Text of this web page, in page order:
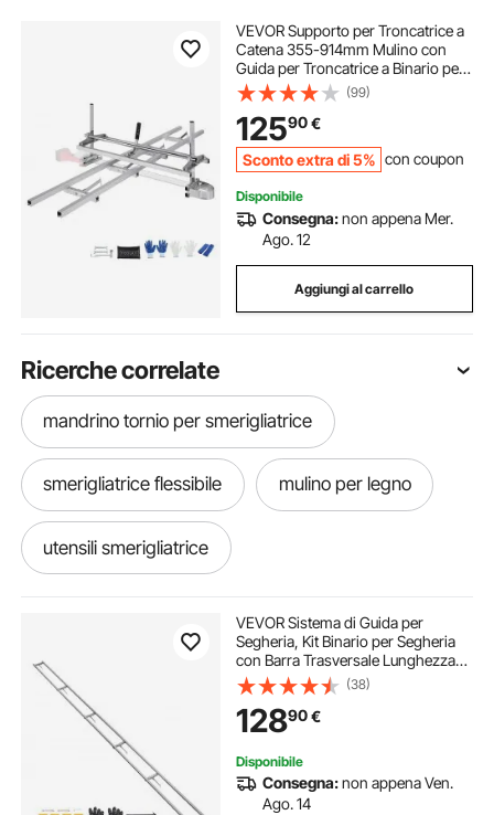
VEVOR Supporto per Troncatrice a
Catena 355-914mm Mulino con
Guida per Troncatrice a Binario per
Motosega in Alluminio 274 cm,
Supporto con Guida per Troncatrice
a Catena Lavoro per Legno di
Falegnami
(99)
12590€
Sconto extra di 5% con coupon
Disponibile
Consegna:non appena Mer.
Ago. 12
Aggiungi al carrello
Ricerche correlate
mandrino tornio per smerigliatrice
smerigliatrice flessibile mulino per legno
utensili smerigliatrice
flessibile per smerigliatrice
smerigliatrice fai da te
mulino elettrico per cereali
VEVOR Sistema di Guida per
Segheria, Kit Binario per Segheria
con Barra Trasversale Lunghezza
4,57 m, Sistema di Binario in
Alluminio per Motoseghe, 4 Cunei,
Kit Guida Regolabile da Falegnami
(38)
12890€
Disponibile
Consegna:non appena Ven.
Ago. 14